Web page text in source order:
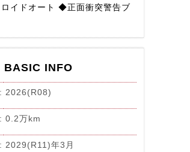
イドオート ◆正面衝突警告ブ
BASIC INFO
2026(R08)
0.2万km
2029(R11)年3月